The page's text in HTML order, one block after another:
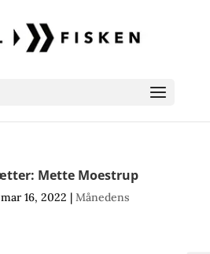
Mette Moestrup
mar 16, 2022 | Månedens